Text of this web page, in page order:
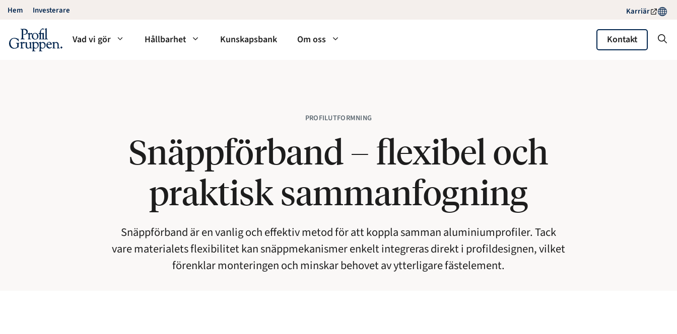
Hoppa
innehåll
Hem Investerare Karriär
Vad vi gör Hållbarhet Kunskapsbank Om oss Kontakt
PROFILUTFORMNING
Snäppförband – flexibel och
praktisk sammanfogning
Snäppförband är en vanlig och effektiv metod för att koppla samman aluminiumprofiler. Tack
vare materialets flexibilitet kan snäppmekanismer enkelt integreras direkt i profildesignen, vilket
förenklar monteringen och minskar behovet av ytterligare fästelement.